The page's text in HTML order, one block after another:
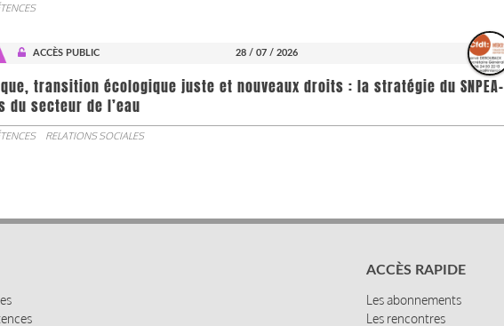
ACCÈS PUBLIC 28 / 07 / 2026
transition écologique juste et nouveaux droits : la stratégie du SNPEA-
du secteur de l’eau
RELATIONS SOCIALES
ACCÈS RAPIDE
Les abonnements
Les rencontres